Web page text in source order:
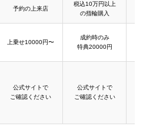
予約の上来店
税込10万円以上
の指輪購入
上乗せ10000円〜
成約時のみ
特典20000円
公式サイトで
ご確認ください
公式サイトで
ご確認ください